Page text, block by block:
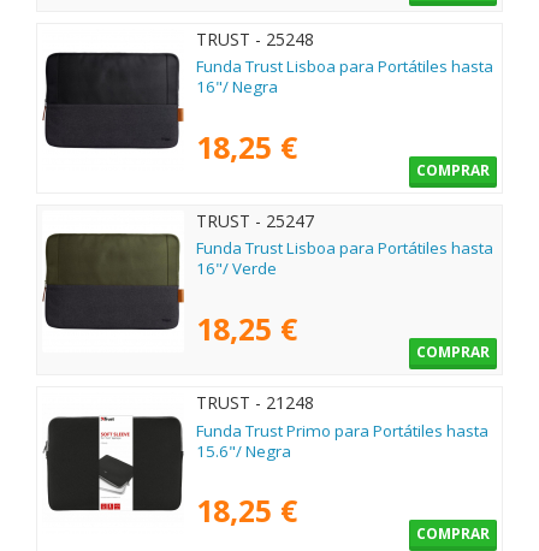
TRUST - 25248
Funda Trust Lisboa para Portátiles hasta
16"/ Negra
18,25 €
COMPRAR
TRUST - 25247
Funda Trust Lisboa para Portátiles hasta
16"/ Verde
18,25 €
COMPRAR
TRUST - 21248
Funda Trust Primo para Portátiles hasta
15.6"/ Negra
18,25 €
COMPRAR